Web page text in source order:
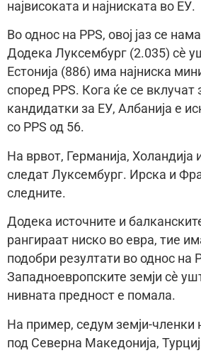
највисоката и најниската во ЕУ.
Во однос на PPS, овој јаз се
Додека Луксембург (2.035) сè
Естонија (886) има најниска
според PPS. Кога ќе се вклучат
кандидатки за ЕУ, Албанија е
со PPS од 56.
На врвот, Германија, Холандија
следат Луксембург. Ирска и
следните.
Додека источните и
рангираат ниско во евра, тие
подобри резултати во однос на
Западноевропските земји сè
нивната предност е помала.
На пример, седум земји-членки
под Северна Македонија,